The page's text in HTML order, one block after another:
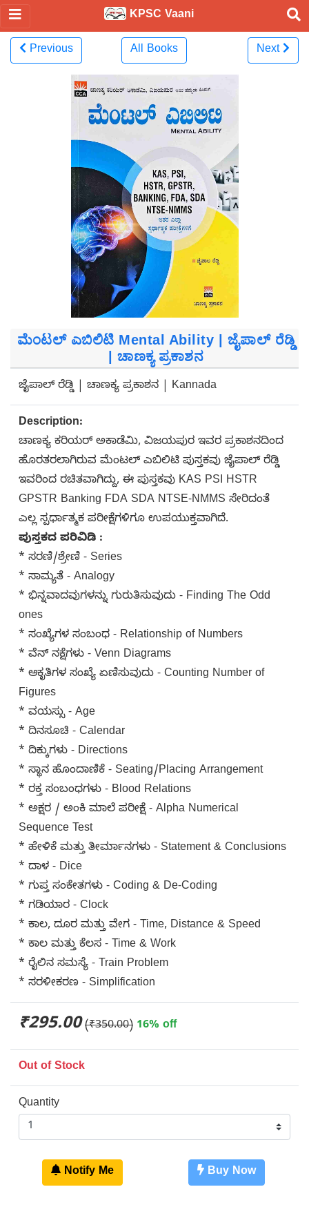
KPSC Vaani
Previous All Books Next
ಮೆಂಟಲ್ ಎಬಿಲಿಟಿ Mental Ability | ಜೈಪಾಲ್ ರೆಡ್ಡಿ
| ಚಾಣಕ್ಯ ಪ್ರಕಾಶನ
ಜೈಪಾಲ್ ರೆಡ್ಡಿ | ಚಾಣಕ್ಯ ಪ್ರಕಾಶನ | Kannada
Description:
ಚಾಣಕ್ಯ ಕರಿಯರ್ ಅಕಾಡೆಮಿ, ವಿಜಯಪುರ ಇವರ ಪ್ರಕಾಶನದಿಂದ
ಹೊರತರಲಾಗಿರುವ ಮೆಂಟಲ್ ಎಬಿಲಿಟಿ ಪುಸ್ತಕವು ಜೈಪಾಲ್ ರೆಡ್ಡಿ
ಇವರಿಂದ ರಚಿತವಾಗಿದ್ದು, ಈ ಪುಸ್ತಕವು KAS PSI HSTR
GPSTR Banking FDA SDA NTSE-NMMS ಸೇರಿದಂತೆ
ಎಲ್ಲ ಸ್ಪರ್ಧಾತ್ಮಕ ಪರೀಕ್ಷೆಗಳಿಗೂ ಉಪಯುಕ್ತವಾಗಿದೆ.
ಪುಸ್ತಕದ ಪರಿವಿಡಿ :
* ಸರಣಿ/ಶ್ರೇಣಿ - Series
* ಸಾಮ್ಯತೆ - Analogy
* ಭಿನ್ನವಾದವುಗಳನ್ನು ಗುರುತಿಸುವುದು - Finding The Odd
ones
* ಸಂಖ್ಯೆಗಳ ಸಂಬಂಧ - Relationship of Numbers
* ವೆನ್ ನಕ್ಷೆಗಳು - Venn Diagrams
* ಆಕೃತಿಗಳ ಸಂಖ್ಯೆ ಏಣಿಸುವುದು - Counting Number of
Figures
* ವಯಸ್ಸು - Age
* ದಿನಸೂಚಿ - Calendar
* ದಿಕ್ಕುಗಳು - Directions
* ಸ್ಥಾನ ಹೊಂದಾಣಿಕೆ - Seating/Placing Arrangement
* ರಕ್ತ ಸಂಬಂಧಗಳು - Blood Relations
* ಅಕ್ಷರ / ಅಂಕಿ ಮಾಲೆ ಪರೀಕ್ಷೆ - Alpha Numerical
Sequence Test
* ಹೇಳಿಕೆ ಮತ್ತು ತೀರ್ಮಾನಗಳು - Statement & Conclusions
* ದಾಳ - Dice
* ಗುಪ್ತ ಸಂಕೇತಗಳು - Coding & De-Coding
* ಗಡಿಯಾರ - Clock
* ಕಾಲ, ದೂರ ಮತ್ತು ವೇಗ - Time, Distance & Speed
* ಕಾಲ ಮತ್ತು ಕೆಲಸ - Time & Work
* ರೈಲಿನ ಸಮಸ್ಯೆ - Train Problem
* ಸರಳೀಕರಣ - Simplification
₹295.00 (₹350.00) 16% off
Out of Stock
Quantity
Notify Me Buy Now